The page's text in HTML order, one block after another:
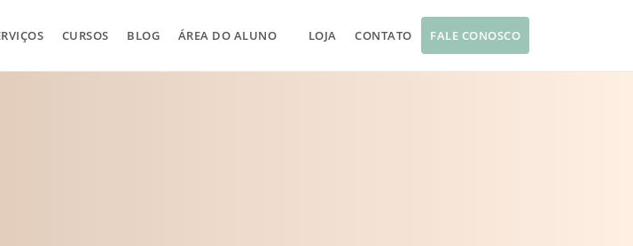
CURSOS BLOG ÁREA DO ALUNO LOJA CONTATO FALE CONOSCO